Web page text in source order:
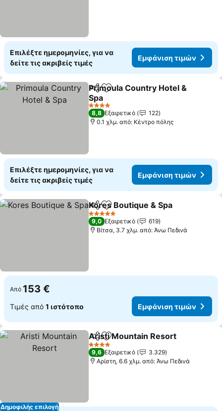
Επιλέξτε ημερομηνίες, για να
δείτε τις ακριβείς τιμές
Εμφάνιση τιμών
Κοινοποίηση
Προσθήκη στα αγαπημένα
Primoula Country Hotel &
Spa
Εμφάνιση τιμών
4 Αστέρια
8,8 Εξαιρετικό
122
0.1 χλμ. από: Κέντρο πόλης
Επιλέξτε ημερομηνίες, για να
δείτε τις ακριβείς τιμές
Εμφάνιση τιμών
Κοινοποίηση
Προσθήκη στα αγαπημένα
Kores Boutique & Spa
5 Αστέρια
9,0 Εξαιρετικό
619
Βίτσα, 3.7 χλμ. από: Άνω Πεδινά
Από 153 €
Τιμές από 1 ιστότοπο Εμφάνιση τιμών
Δημοφιλής επιλογή
Κοινοποίηση
Προσθήκη στα αγαπημένα
Aristi Mountain Resort
4 Αστέρια
9,6 Εξαιρετικό
3.329
Αρίστη, 6.6 χλμ. από: Άνω Πεδινά